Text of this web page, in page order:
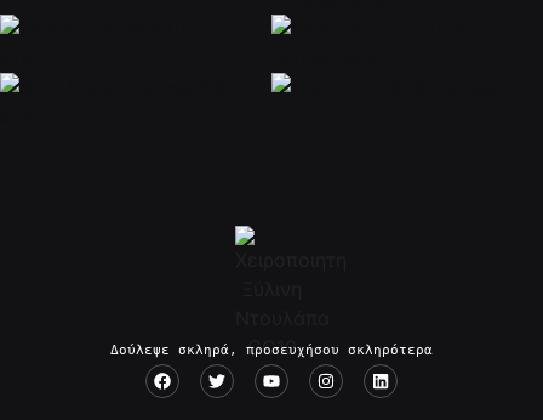
Δούλεψε σκληρά, προσευχήσου σκληρότερα